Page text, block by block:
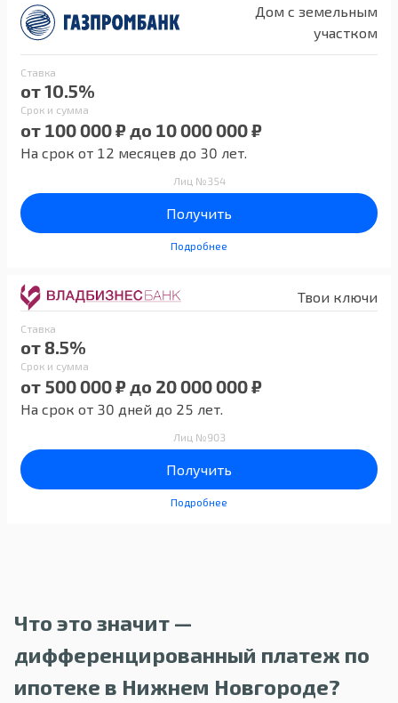
Дом с земельным
участком
Ставка
от 10.5%
Срок и сумма
от 100 000 ₽ до 10 000 000 ₽
На срок от 12 месяцев до 30 лет.
Лиц №354
Получить
Подробнее
Твои ключи
Ставка
от 8.5%
Срок и сумма
от 500 000 ₽ до 20 000 000 ₽
На срок от 30 дней до 25 лет.
Лиц №903
Получить
Подробнее
Что это значит —
дифференцированный платеж по
ипотеке в Нижнем Новгороде?